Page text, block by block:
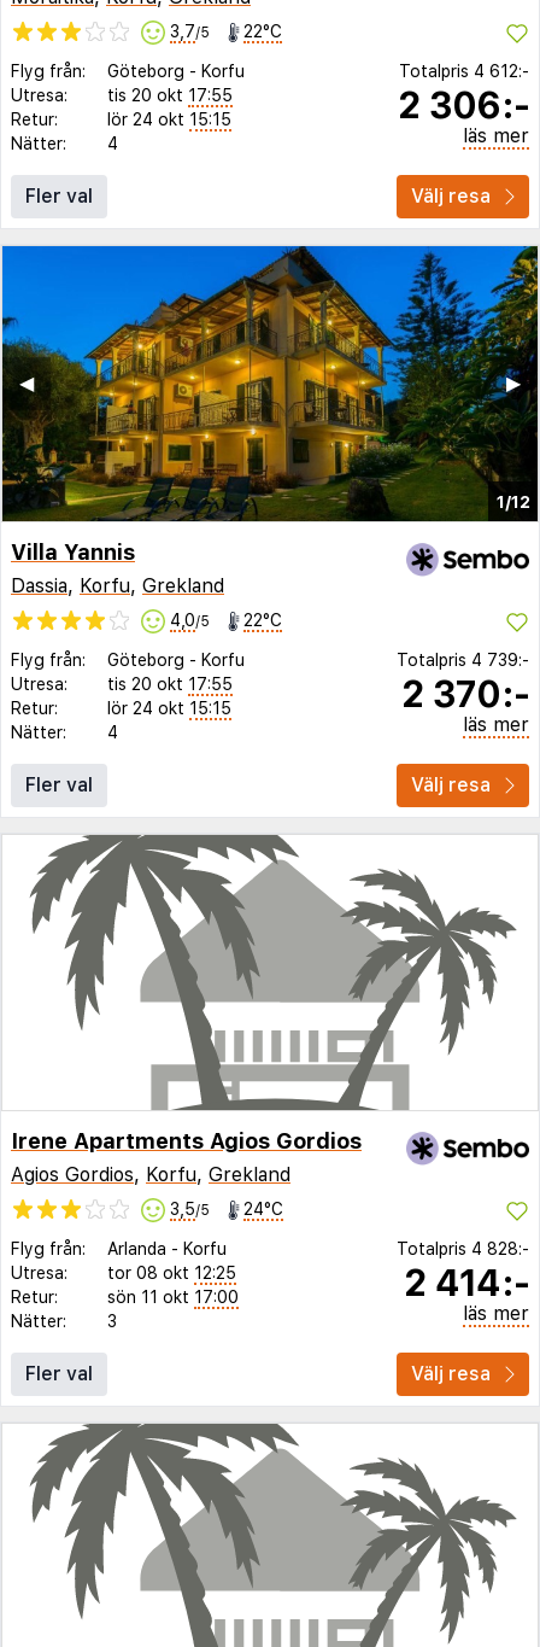
3,7/5 22°C
Flyg från: Göteborg - Korfu
Utresa:
tis 20 okt 17:55
Retur:
lör 24 okt 15:15
Nätter:
4
Totalpris 4 612:-
2 306:-
läs mer
Fler val Välj resa
1/12
▶︎
◀︎
Villa Yannis
Dassia, Korfu, Grekland
4,0/5 22°C
Flyg från: Göteborg - Korfu
Utresa:
tis 20 okt 17:55
Retur:
lör 24 okt 15:15
Nätter:
4
Totalpris 4 739:-
2 370:-
läs mer
Fler val Välj resa
Irene Apartments Agios Gordios
Agios Gordios, Korfu, Grekland
3,5/5 24°C
Flyg från: Arlanda - Korfu
Utresa:
tor 08 okt 12:25
Retur:
sön 11 okt 17:00
Nätter:
3
Totalpris 4 828:-
2 414:-
läs mer
Fler val Välj resa